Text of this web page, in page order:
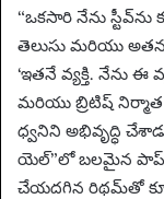
“ఒకసారి నేను
తెలుసు మరియు
‘ఇతనే వ్యక్తి. నేను ఈ
మరియు బ్రిటిష్
ధ్వనిని అభివృద్ధి
యెల్”లో బలమైన పాప్
చేయదగిన రిథమ్‌తో